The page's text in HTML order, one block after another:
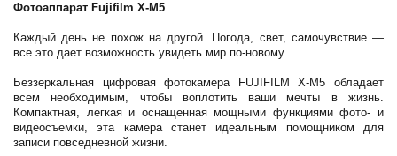
Фотоаппарат Fujifilm X-M5
Каждый день не похож на другой. Погода, свет, самочувствие —
все это дает возможность увидеть мир по-новому.
Беззеркальная цифровая фотокамера FUJIFILM X-M5 обладает
всем необходимым, чтобы воплотить ваши мечты в жизнь.
Компактная, легкая и оснащенная мощными функциями фото- и
видеосъемки, эта камера станет идеальным помощником для
записи повседневной жизни.